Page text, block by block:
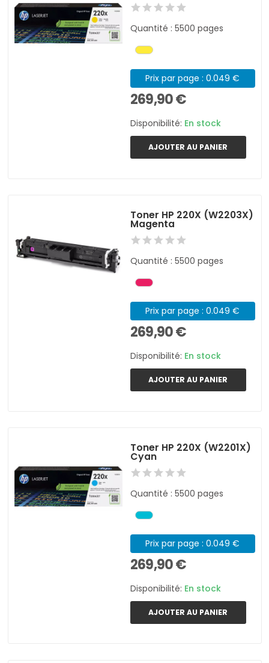
Quantité : 5500 pages
Prix par page : 0.049 €
269,90 €
Disponibilité: En stock
AJOUTER AU PANIER
Toner HP 220X (W2203X)
Magenta
Quantité : 5500 pages
Prix par page : 0.049 €
269,90 €
Disponibilité: En stock
AJOUTER AU PANIER
Toner HP 220X (W2201X)
Cyan
Quantité : 5500 pages
Prix par page : 0.049 €
269,90 €
Disponibilité: En stock
AJOUTER AU PANIER